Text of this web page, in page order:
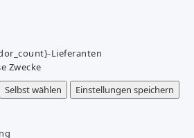
Lieferanten
Zwecke
Selbst wählen
Einstellungen speichern